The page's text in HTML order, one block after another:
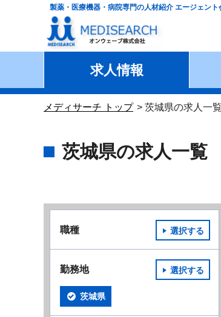
製薬・医療機器・病院専門の人材紹介 エージェント
求人情報
メディサーチ トップ 茨城県の求人一覧
茨城県の求人一覧
職種 選択する
勤務地 選択する
茨城県